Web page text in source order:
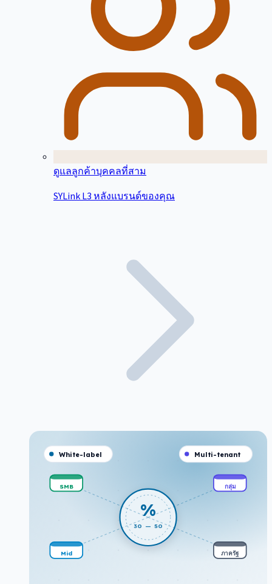
ดูแลลูกค้าบุคคลที่สาม
SYLink L3 หลังแบรนด์ของคุณ
%
30 — 50
SMB
Mid
กลุ่ม
ภาครัฐ
White-label Multi-tenant